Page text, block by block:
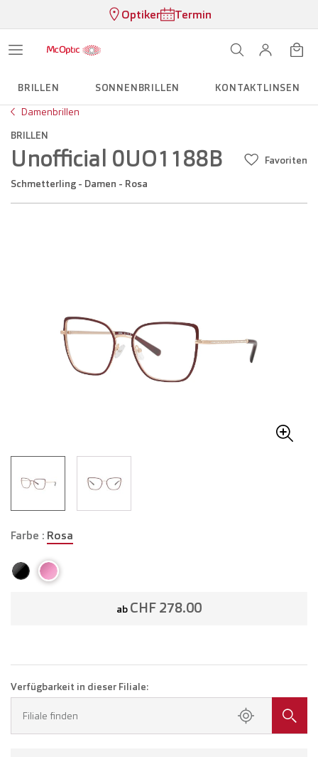
Optiker Termin
BRILLEN SONNENBRILLEN
KONTAKTLINSEN
Damenbrillen
BRILLEN
Unofficial 0UO1188B
Schmetterling - Damen - Rosa
Favoriten
Farbe : Rosa
ab CHF 278.00
Verfügbarkeit in dieser Filiale:
Filiale finden